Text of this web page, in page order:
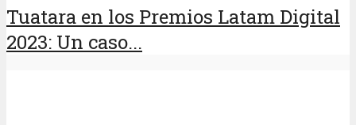
Tuatara en los Premios Latam Digital
2023: Un caso...